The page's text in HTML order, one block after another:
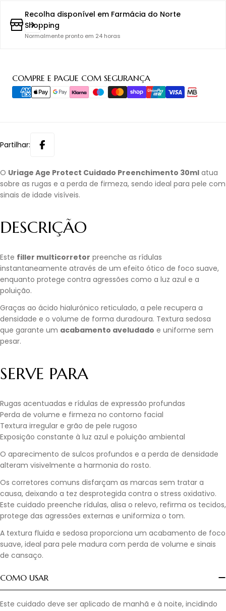
Recolha disponível em Farmácia do Norte
Shopping
Normalmente pronto em 24 horas
COMPRE E PAGUE COM SEGURANÇA
Métodos
de
pagamento
Partilhar:
O Uriage Age Protect Cuidado Preenchimento 30ml atua
sobre as rugas e a perda de firmeza, sendo ideal para pele com
sinais de idade visíveis.
DESCRIÇÃO
Este filler multicorretor preenche as rídulas
instantaneamente através de um efeito ótico de foco suave,
enquanto protege contra agressões como a luz azul e a
poluição.
Graças ao ácido hialurónico reticulado, a pele recupera a
densidade e o volume de forma duradoura. Textura sedosa
que garante um acabamento aveludado e uniforme sem
pesar.
SERVE PARA
Rugas acentuadas e rídulas de expressão profundas
Perda de volume e firmeza no contorno facial
Textura irregular e grão de pele rugoso
Exposição constante à luz azul e poluição ambiental
O aparecimento de sulcos profundos e a perda de densidade
alteram visivelmente a harmonia do rosto.
Os corretores comuns disfarçam as marcas sem tratar a
causa, deixando a tez desprotegida contra o stress oxidativo.
Este cuidado preenche rídulas, alisa o relevo, refirma os tecidos,
protege das agressões externas e uniformiza o tom.
A textura fluida e sedosa proporciona um acabamento de foco
suave, ideal para pele madura com perda de volume e sinais
de cansaço.
COMO USAR
Este cuidado deve ser aplicado de manhã e à noite, incidindo